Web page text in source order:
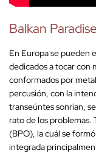
Balkan
En Europa se pueden
dedicados a tocar con
conformados por
percusión, con la
transeúntes sonrían,
rato de los problemas.
(BPO), la cuál se
integrada